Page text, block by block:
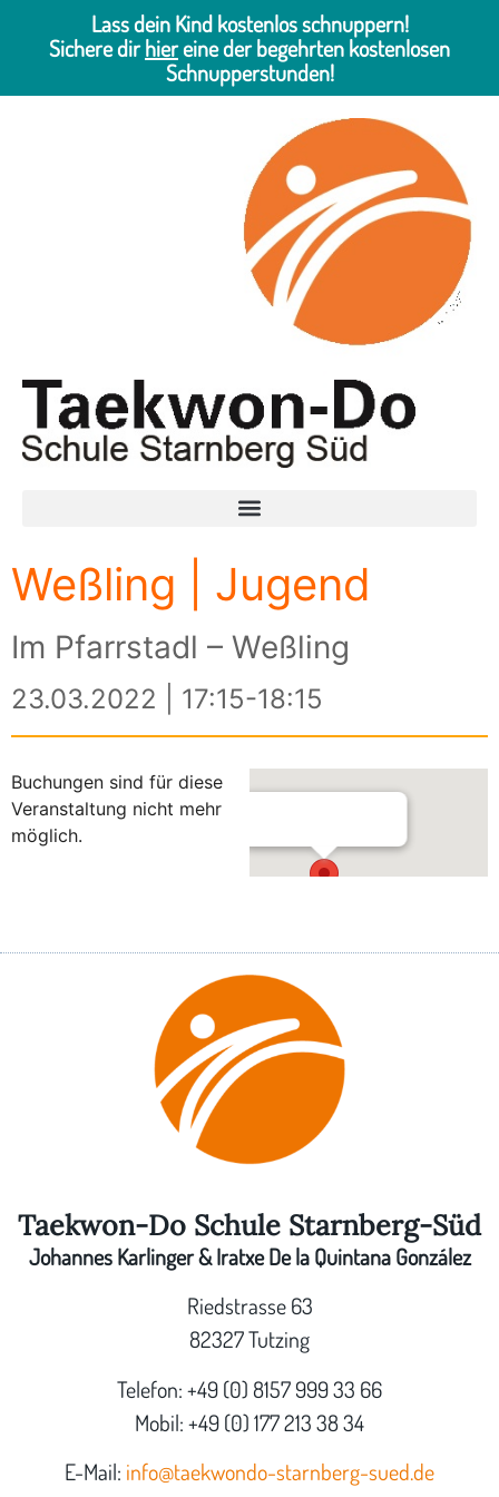
Lass dein Kind kostenlos schnuppern!
Sichere dirhiereine der begehrten kostenlosen
Schnupperstunden!
Weßling | Jugend
Im Pfarrstadl – Weßling
23.03.2022 | 17:15-18:15
Buchungen sind für diese
Veranstaltung nicht mehr
möglich.
Im Pfarrstadl – Weßling
Am Kreuzberg 3 - Weßling
Taekwon-Do Schule Starnberg-Süd
Johannes Karlinger & Iratxe De la Quintana González
Riedstrasse 63
82327 Tutzing
Telefon: +49 (0) 8157 999 33 66
Mobil: +49 (0) 177 213 38 34
E-Mail: info@taekwondo-starnberg-sued.de